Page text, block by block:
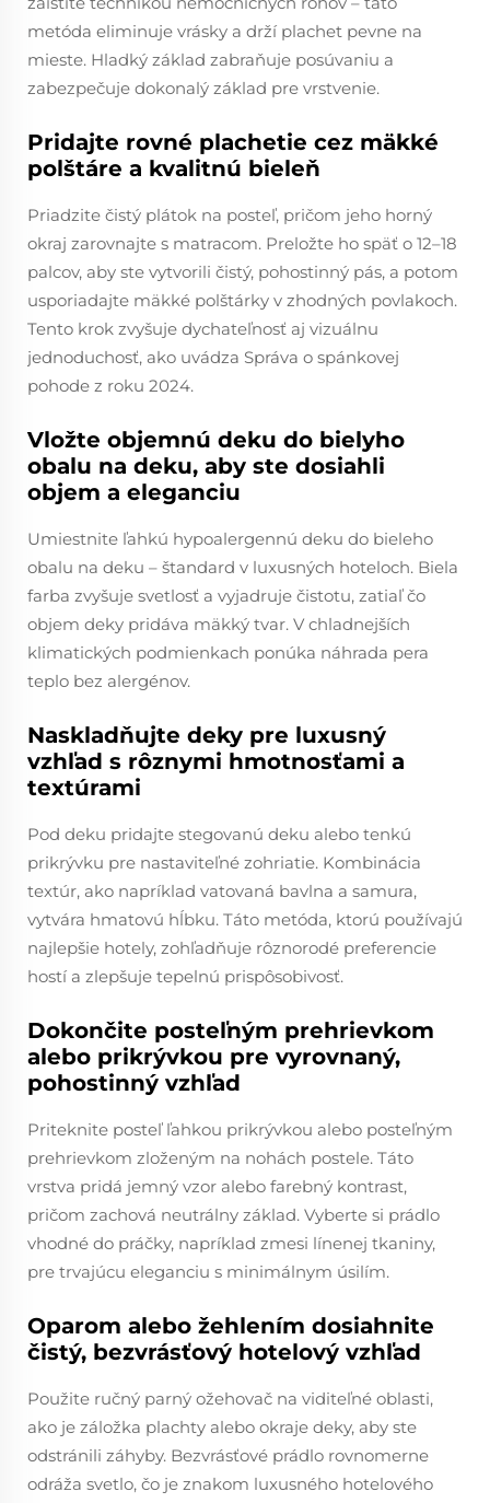
metóda eliminuje vrásky a drží plachet pevne na
mieste. Hladký základ zabraňuje posúvaniu a
zabezpečuje dokonalý základ pre vrstvenie.
Pridajte rovné plachetie cez mäkké
polštáre a kvalitnú bieleň
Priadzite čistý plátok na posteľ, pričom jeho horný
okraj zarovnajte s matracom. Preložte ho späť o 12–18
palcov, aby ste vytvorili čistý, pohostinný pás, a potom
usporiadajte mäkké polštárky v zhodných povlakoch.
Tento krok zvyšuje dychateľnosť aj vizuálnu
jednoduchosť, ako uvádza Správa o spánkovej
pohode z roku 2024.
Vložte objemnú deku do bielyho
obalu na deku, aby ste dosiahli
objem a eleganciu
Umiestnite ľahkú hypoalergennú deku do bieleho
obalu na deku – štandard v luxusných hoteloch. Biela
farba zvyšuje svetlosť a vyjadruje čistotu, zatiaľ čo
objem deky pridáva mäkký tvar. V chladnejších
klimatických podmienkach ponúka náhrada pera
teplo bez alergénov.
Naskladňujte deky pre luxusný
vzhľad s rôznymi hmotnosťami a
textúrami
Pod deku pridajte stegovanú deku alebo tenkú
prikrývku pre nastaviteľné zohriatie. Kombinácia
textúr, ako napríklad vatovaná bavlna a samura,
vytvára hmatovú hĺbku. Táto metóda, ktorú používajú
najlepšie hotely, zohľadňuje rôznorodé preferencie
hostí a zlepšuje tepelnú prispôsobivosť.
Dokončite posteľným prehrievkom
alebo prikrývkou pre vyrovnaný,
pohostinný vzhľad
Priteknite posteľ ľahkou prikrývkou alebo posteľným
prehrievkom zloženým na nohách postele. Táto
vrstva pridá jemný vzor alebo farebný kontrast,
pričom zachová neutrálny základ. Vyberte si prádlo
vhodné do práčky, napríklad zmesi línenej tkaniny,
pre trvajúcu eleganciu s minimálnym úsilím.
Oparom alebo žehlením dosiahnite
čistý, bezvrásťový hotelový vzhľad
Použite ručný parný ožehovač na viditeľné oblasti,
ako je záložka plachty alebo okraje deky, aby ste
odstránili záhyby. Bezvrásťové prádlo rovnomerne
odráža svetlo, čo je znakom luxusného hotelového